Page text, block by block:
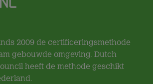
2009 de certificeringsmethode
gebouwde omgeving. Dutch
heeft de methode geschikt